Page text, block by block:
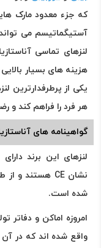
که جزء معدود مارک
آستیگماتیسم می تواند
لنزهای تماسی
هزینه های بسیار
یکی از پرطرفدارترین
هر فرد را فراهم کند و
گواهینامه های
شده است.
امروزه اماکن و دفاتر
واقع شده اند که در آن